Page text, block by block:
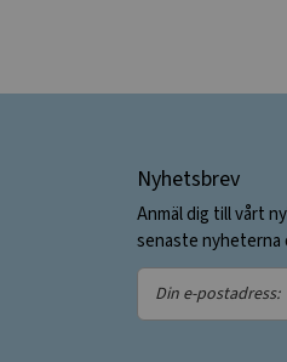
Nyhetsbrev
Anmäl dig till vårt
senaste nyheterna
Din
e-